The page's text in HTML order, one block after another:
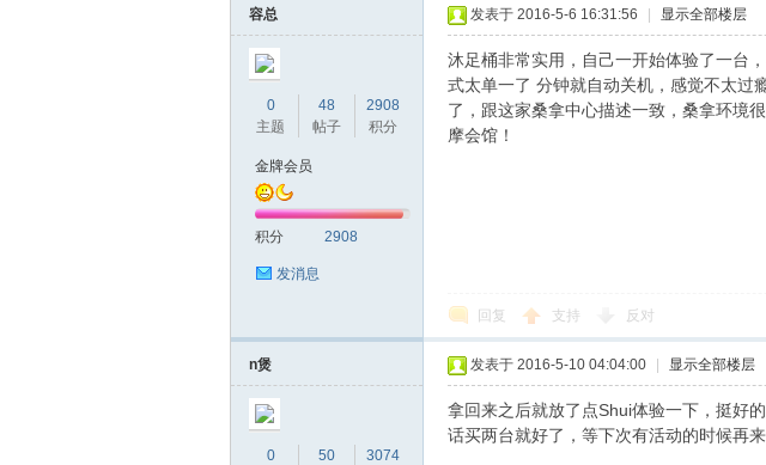
容总
0
主题
48
帖子
2908
积分
金牌会员
积分 2908
发消息
发表于 2016-5-6 16:31:56 显示全部楼层
沐足桶非常实用，自己一开始体验了一台
式太单一了 分钟就自动关机，感觉不太过
了，跟这家桑拿中心描述一致，桑拿环境
摩会馆！
回复 支持 反对
n煲
0
50
3074
发表于 2016-5-10 04:04:00 显示全部楼层
拿回来之后就放了点Shui体验一下，挺好
话买两台就好了，等下次有活动的时候再